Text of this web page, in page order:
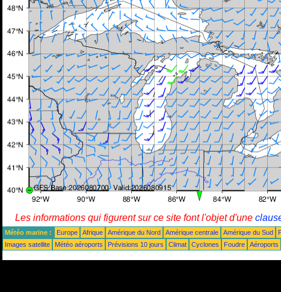
Les informations qui figurent sur ce site font l'objet d'une
Météo marine : Europe Afrique Amérique du Nord Amérique centrale Amérique du Sud
Images satellite
Météo aéroports Prévisions 10 jours Climat Cyclones Foudre Aéroports